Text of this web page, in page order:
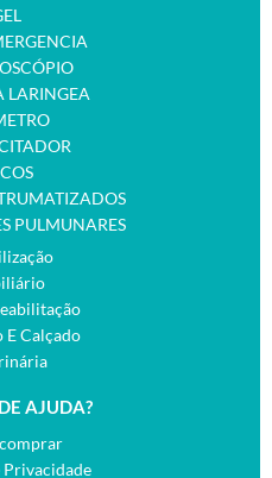
LARINGEA
PULMUNARES
E Calçado
AJUDA?